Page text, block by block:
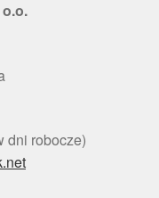
dni robocze)